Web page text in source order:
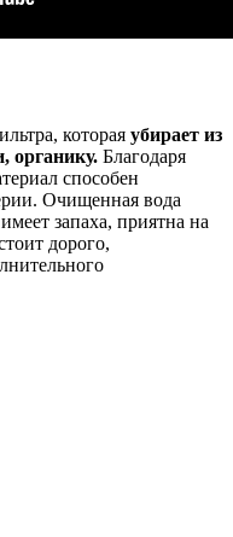
которая убирает из
органику. Благодаря
способен
Очищенная вода
запаха, приятна на
дорого,